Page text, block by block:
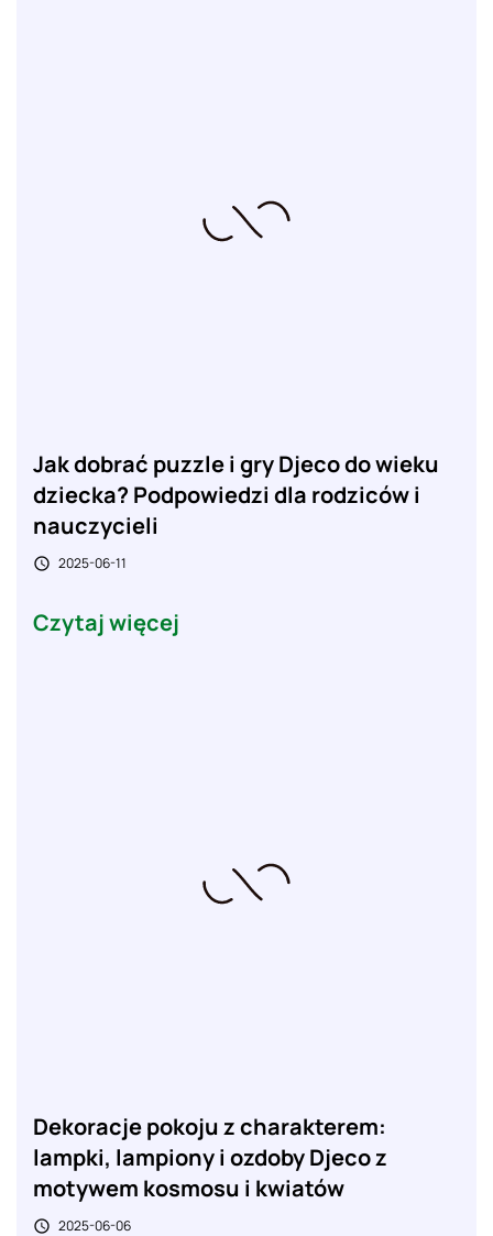
Jak dobrać puzzle i gry Djeco do wieku
dziecka? Podpowiedzi dla rodziców i
nauczycieli
 2025-06-11
Czytaj więcej
Dekoracje pokoju z charakterem:
lampki, lampiony i ozdoby Djeco z
motywem kosmosu i kwiatów
 2025-06-06